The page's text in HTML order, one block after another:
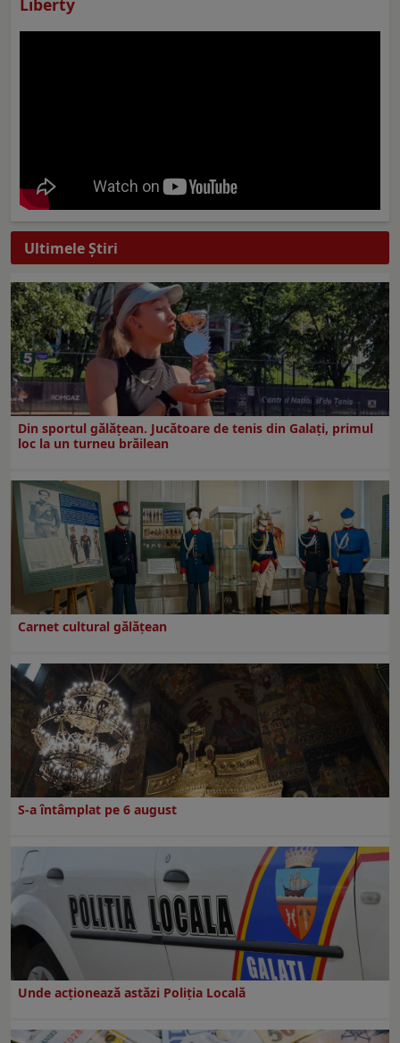
Ultimele Ştiri
Din sportul gălățean. Jucătoare de tenis din Galați, primul
loc la un turneu brăilean
Carnet cultural gălăţean
S-a întâmplat pe 6 august
Unde acționează astăzi Poliția Locală